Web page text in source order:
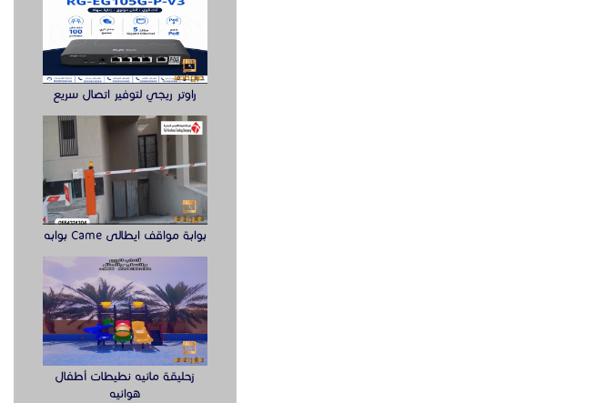
راوتر ريجي لتوفير اتصال سريع
بوابة مواقف ايطالى Came بوابه
زحليقة مائيه نطيطات أطفال
هوائيه